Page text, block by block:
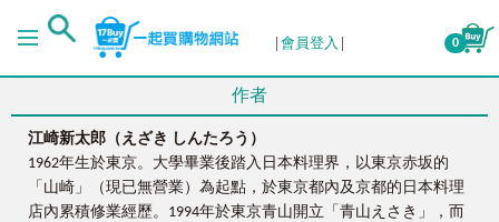
會員登入 0
作者
江崎新太郎（えざき しんたろう）
1962年生於東京。大學畢業後踏入日本料理界，以東京赤坂的
「山崎」（現已無營業）為起點，於東京都內及京都的日本料理
店內累積修業經歷。1994年於東京青山開立「青山えさき」，而